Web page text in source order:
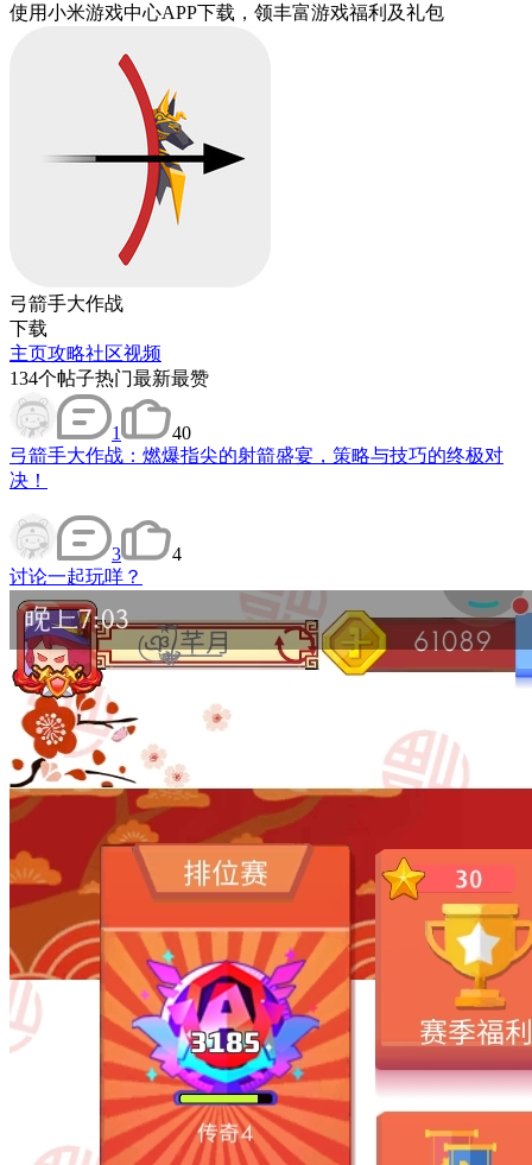
使用小米游戏中心APP下载 ，领丰富游戏福利 及礼包
弓箭手大作战
下载
主页攻略社区视频
134个帖子热门最新最赞
1
40
弓箭手大作战：燃爆指尖的射箭盛宴，策略与技巧的终极对
决！
3
4
讨论一起玩咩？